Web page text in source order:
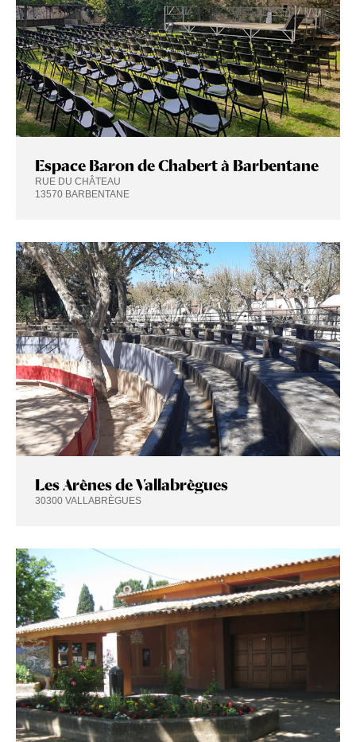
Espace Baron de Chabert à Barbentane
RUE DU CHÂTEAU
13570 BARBENTANE
Les Arènes de Vallabrègues
30300 VALLABRÈGUES